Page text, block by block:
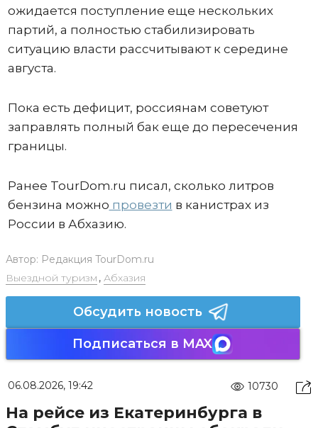
ожидается поступление еще нескольких
партий, а полностью стабилизировать
ситуацию власти рассчитывают к середине
августа.
Пока есть дефицит, россиянам советуют
заправлять полный бак еще до пересечения
границы.
Ранее TourDom.ru писал, сколько литров
бензина можно провезти в канистрах из
России в Абхазию.
Автор: Редакция TourDom.ru
Выездной туризм , Абхазия
Обсудить новость
Подписаться в MAX
06.08.2026, 19:42 10730
На рейсе из Екатеринбурга в